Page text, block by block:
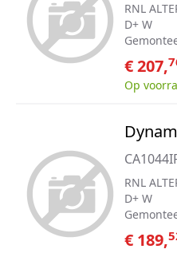
RNL
D+ W
€ 207,
Op
RNL
D+ W
€ 189,